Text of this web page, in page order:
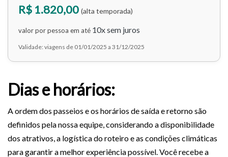
R$ 1.820,00 (alta temporada)
valor por pessoa em até 10x sem juros
Validade: viagens de 01/01/2025 a 31/12/2025
Dias e horários:
A ordem dos passeios e os horários de saída e retorno são
definidos pela nossa equipe, considerando a disponibilidade
dos atrativos, a logística do roteiro e as condições climáticas
para garantir a melhor experiência possível. Você recebe a